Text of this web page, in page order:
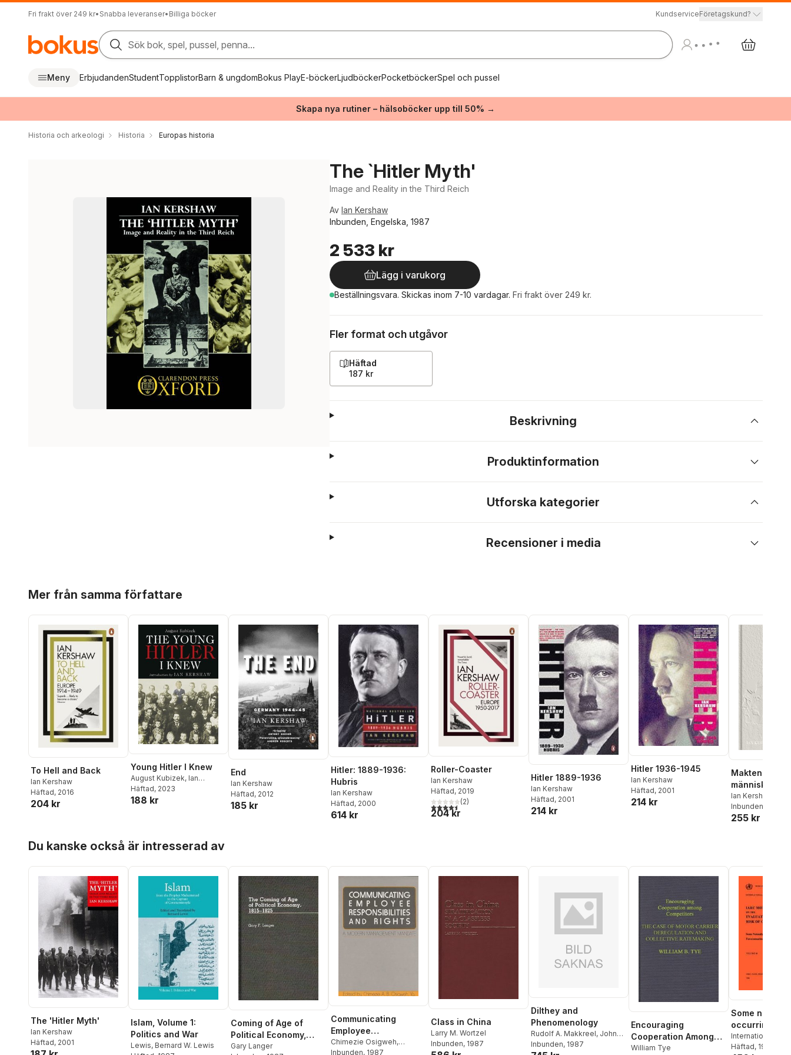
Fri frakt över 249 kr• Snabba leveranser• Billiga böcker KundserviceFöretagskund?
Sök bok, spel, pussel, penna...
Meny ErbjudandenStudentTopplistorBarn & ungdomBokus PlayE-böckerLjudböckerPocketböckerSpel och pussel
Skapa nya rutiner – hälsoböcker upp till 50% →
Historia och arkeologi Historia Europas historia
The `Hitler Myth'
Image and Reality in the Third Reich
Av Ian Kershaw
Inbunden, Engelska, 1987
2 533 kr
Lägg i varukorg
Beställningsvara. Skickas inom 7-10 vardagar. Fri frakt över 249 kr.
Fler format och utgåvor
Häftad
187 kr
Beskrivning
Produktinformation
Utforska kategorier
Recensioner i media
Mer från samma författare
To Hell and Back
Ian Kershaw
Häftad, 2016
204 kr
Young Hitler I Knew
August Kubizek, Ian
Kershaw
Häftad, 2023
188 kr
End
Ian Kershaw
Häftad, 2012
185 kr
Hitler: 1889-1936:
Hubris
Ian Kershaw
Häftad, 2000
614 kr
Roller-Coaster
Ian Kershaw
Häftad, 2019
4,5utav 5 stjärnor. Totalt antal röster:
(2)
204 kr
Hitler 1889-1936
Ian Kershaw
Häftad, 2001
214 kr
Hitler 1936-1945
Ian Kershaw
Häftad, 2001
214 kr
Makten och
människan :
individerna
byggde och
det moderna
Ian Kershaw
Inbunden
255 kr
Du kanske också är intresserad av
The 'Hitler Myth'
Ian Kershaw
Häftad, 2001
Islam, Volume 1:
Politics and War
Lewis, Bernard W. Lewis
Coming of Age of
Political Economy,
1815-1825
Gary Langer
Communicating
Employee
Responsibilities and
Chimezie Osigweh,
Chimezie A. B. Osigweh
Inbunden, 1987
Class in China
Larry M. Wortzel
Inbunden, 1987
Dilthey and
Phenomenology
Rudolf A. Makkreel, John
Scanlon
Inbunden, 1987
Encouraging
Cooperation Among
Competitors
William Tye
Some
occurring and
synthetic food
components,
International
Research on
Häftad, 1987